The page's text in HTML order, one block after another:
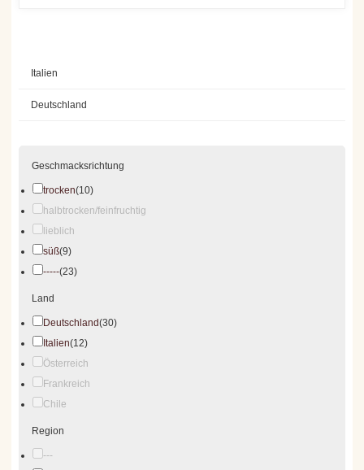
Italien
Deutschland
Geschmacksrichtung
trocken(10)
halbtrocken/feinfruchtig
lieblich
süß(9)
-----(23)
Land
Deutschland(30)
Italien(12)
Österreich
Frankreich
Chile
Region
---